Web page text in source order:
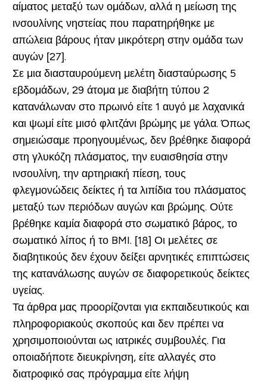
αίματος μεταξύ των ομάδων, αλλά η μείωση της
ινσουλίνης νηστείας που παρατηρήθηκε με
απώλεια βάρους ήταν μικρότερη στην ομάδα των
αυγών [27].
Σε μια διασταυρούμενη μελέτη διασταύρωσης 5
εβδομάδων, 29 άτομα με διαβήτη τύπου 2
κατανάλωναν στο πρωινό είτε 1 αυγό με λαχανικά
και ψωμί είτε μισό φλιτζάνι βρώμης με γάλα. Όπως
σημειώσαμε προηγουμένως, δεν βρέθηκε διαφορά
στη γλυκόζη πλάσματος, την ευαισθησία στην
ινσουλίνη, την αρτηριακή πίεση, τους
φλεγμονώδεις δείκτες ή τα λιπίδια του πλάσματος
μεταξύ των περιόδων αυγών και βρώμης. Ούτε
βρέθηκε καμία διαφορά στο σωματικό βάρος, το
σωματικό λίπος ή το BMI. [18] Οι μελέτες σε
διαβητικούς δεν έχουν δείξει αρνητικές επιπτώσεις
της κατανάλωσης αυγών σε διαφορετικούς δείκτες
υγείας.
Τα άρθρα μας προορίζονται για εκπαιδευτικούς και
πληροφοριακούς σκοπούς και δεν πρέπει να
χρησιμοποιούνται ως ιατρικές συμβουλές. Για
οποιαδήποτε διευκρίνηση, είτε αλλαγές στο
διατροφικό σας πρόγραμμα είτε λήψη